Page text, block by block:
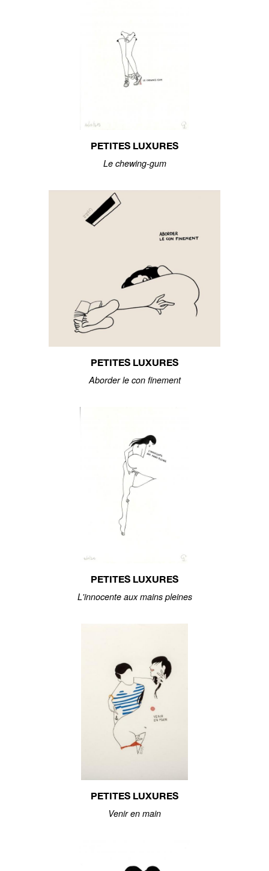
PETITES LUXURES
Le chewing-gum
PETITES LUXURES
Aborder le con finement
PETITES LUXURES
L'innocente aux mains pleines
PETITES LUXURES
Venir en main